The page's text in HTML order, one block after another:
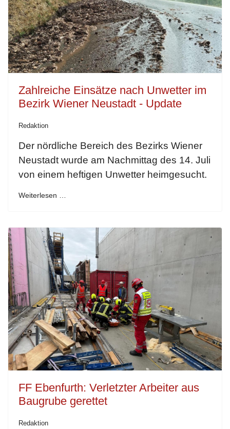
Zahlreiche Einsätze nach Unwetter im
Bezirk Wiener Neustadt - Update
Redaktion
Der nördliche Bereich des Bezirks Wiener
Neustadt wurde am Nachmittag des 14. Juli
von einem heftigen Unwetter heimgesucht.
Weiterlesen …
FF Ebenfurth: Verletzter Arbeiter aus
Baugrube gerettet
Redaktion